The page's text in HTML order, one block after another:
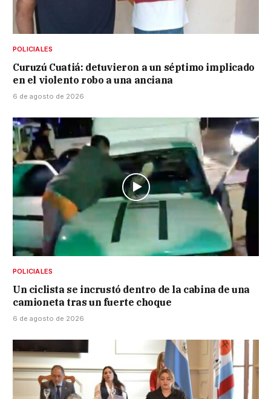
POLICIALES
Curuzú Cuatiá: detuvieron a un séptimo implicado
en el violento robo a una anciana
6 de agosto de 2026
POLICIALES
Un ciclista se incrustó dentro de la cabina de una
camioneta tras un fuerte choque
6 de agosto de 2026